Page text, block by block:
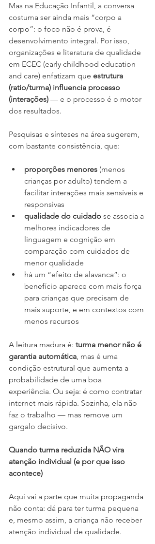
Mas na Educação Infantil, a conversa
costuma ser ainda mais “corpo a
corpo”: o foco não é prova, é
desenvolvimento integral. Por isso,
organizações e literatura de qualidade
em ECEC (early childhood education
and care) enfatizam que estrutura
(ratio/turma) influencia processo
(interações) — e o processo é o motor
dos resultados.
Pesquisas e sínteses na área sugerem,
com bastante consistência, que:
proporções menores (menos
crianças por adulto) tendem a
facilitar interações mais sensíveis e
responsivas
qualidade do cuidado se associa a
melhores indicadores de
linguagem e cognição em
comparação com cuidados de
menor qualidade
há um “efeito de alavanca”: o
benefício aparece com mais força
para crianças que precisam de
mais suporte, e em contextos com
menos recursos
A leitura madura é: turma menor não é
garantia automática, mas é uma
condição estrutural que aumenta a
probabilidade de uma boa
experiência. Ou seja: é como contratar
internet mais rápida. Sozinha, ela não
faz o trabalho — mas remove um
gargalo decisivo.
Quando turma reduzida NÃO vira
atenção individual (e por que isso
acontece)
Aqui vai a parte que muita propaganda
não conta: dá para ter turma pequena
e, mesmo assim, a criança não receber
atenção individual de qualidade.